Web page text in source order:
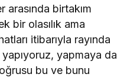
birtakım
bir olasılık ama
itibarıyla rayında
yapmaya da
bu ve bunu